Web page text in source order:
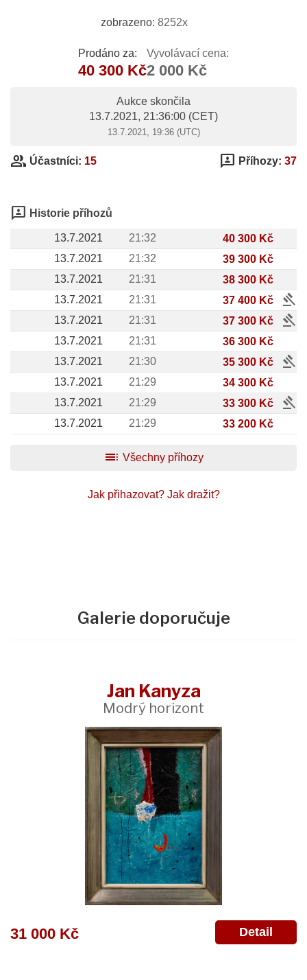
zobrazeno: 8252x
Prodáno za:
40 300 Kč
Vyvolávací cena:
2 000 Kč
Aukce skončila
13.7.2021, 21:36:00 (CET)
13.7.2021, 19:36 (UTC)
group Účastníci: 15 3p Příhozy: 37
3p Historie příhozů
13.7.2021 21:32
40 300 Kč
13.7.2021
21:32
39 300 Kč
13.7.2021
21:31
38 300 Kč
13.7.2021
21:31 37 400 Kč gavel
13.7.2021 21:31 37 300 Kč gavel
13.7.2021 21:31
36 300 Kč
13.7.2021
21:30 35 300 Kč gavel
13.7.2021 21:29
34 300 Kč
13.7.2021
21:29 33 300 Kč gavel
13.7.2021 21:29 33 200 Kč
toc Všechny příhozy
Jak přihazovat? Jak dražit?
Galerie doporučuje
Jan Kanyza
Modrý horizont
31 000 Kč Detail